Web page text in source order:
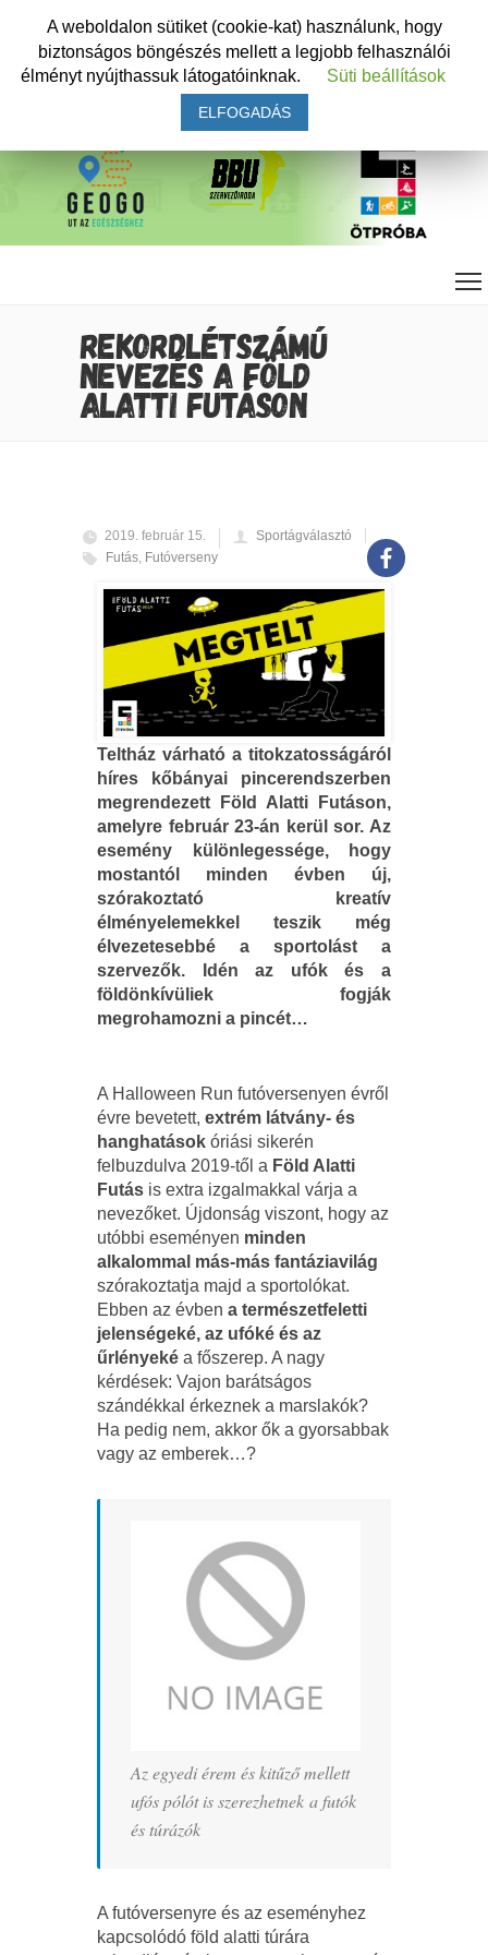
REKORDLÉTSZÁMÚ
NEVEZÉS A FÖLD
ALATTI FUTÁSON
2019. február 15.
Sportágválasztó
Futás, Futóverseny
Teltház várható a titokzatosságáról
híres kőbányai pincerendszerben
megrendezett Föld Alatti Futáson,
amelyre február 23-án kerül sor. Az
esemény különlegessége, hogy
mostantól minden évben új,
szórakoztató kreatív
élményelemekkel teszik még
élvezetesebbé a sportolást a
szervezők. Idén az ufók és a
földönkívüliek fogják
megrohamozni a pincét…
A Halloween Run futóversenyen évről
évre bevetett, extrém látvány- és
hanghatások óriási sikerén
felbuzdulva 2019-től a Föld Alatti
Futás is extra izgalmakkal várja a
nevezőket. Újdonság viszont, hogy az
utóbbi eseményen minden
alkalommal más-más fantáziavilág
szórakoztatja majd a sportolókat.
Ebben az évben a természetfeletti
jelenségeké, az ufóké és az
űrlényeké a főszerep. A nagy
kérdések: Vajon barátságos
szándékkal érkeznek a marslakók?
Ha pedig nem, akkor ők a gyorsabbak
vagy az emberek…?
Az egyedi érem és kitűző mellett
ufós pólót is szerezhetnek a futók
és túrázók
A futóversenyre és az eseményhez
kapcsolódó föld alatti túrára
A weboldalon sütiket (cookie-kat) használunk, hogy
biztonságos böngészés mellett a legjobb felhasználói
élményt nyújthassuk látogatóinknak.
Süti beállítások
ELFOGADÁS